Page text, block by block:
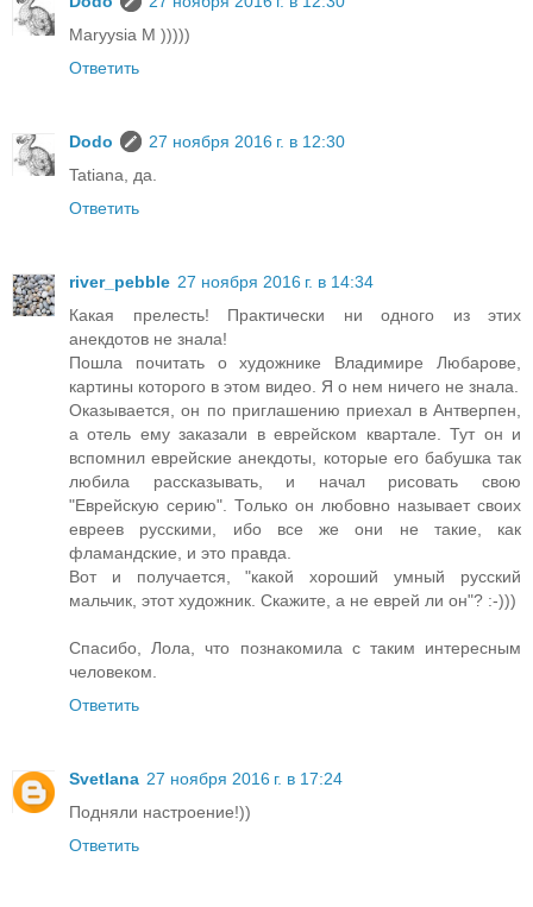
Maryysia M )))))
Ответить
Dodo
27 ноября 2016 г. в 12:30
Tatiana, да.
Ответить
river_pebble 27 ноября 2016 г. в 14:34
Какая прелесть! Практически ни одного из этих
анекдотов не знала!
Пошла почитать о художнике Владимире Любарове,
картины которого в этом видео. Я о нем ничего не знала.
Оказывается, он по приглашению приехал в Антверпен,
а отель ему заказали в еврейском квартале. Тут он и
вспомнил еврейские анекдоты, которые его бабушка так
любила рассказывать, и начал рисовать свою
"Еврейскую серию". Только он любовно называет своих
евреев русскими, ибо все же они не такие, как
фламандские, и это правда.
Вот и получается, "какой хороший умный русский
мальчик, этот художник. Скажите, а не еврей ли он"? :-)))
Спасибо, Лола, что познакомила с таким интересным
человеком.
Ответить
Svetlana 27 ноября 2016 г. в 17:24
Подняли настроение!))
Ответить